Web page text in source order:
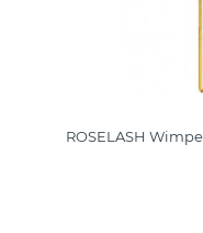
ROSELASH